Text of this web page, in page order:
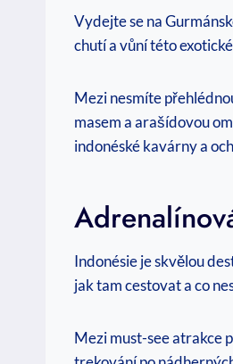
Vydejte se na
chutí a vůní této
Mezi nesmíte
masem a arašídovou
indonéské kavárny a
Indonésie je skvělou
jak tam cestovat a co
Mezi must-see atrakce